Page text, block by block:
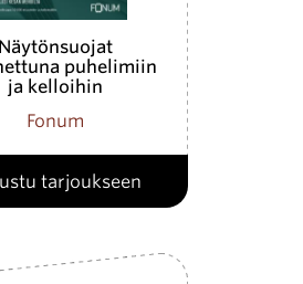
Näytönsuojat
puhelimiin
ja kelloihin
Fonum
tarjoukseen